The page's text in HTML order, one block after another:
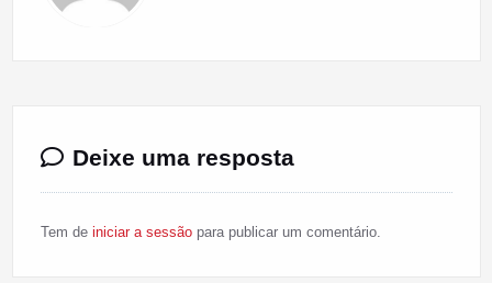
Deixe uma resposta
Tem de iniciar a sessãopara publicar um comentário.